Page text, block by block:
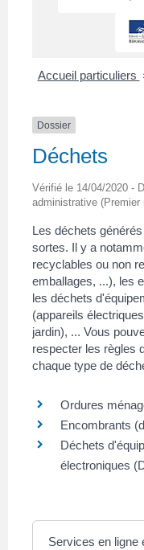
Accueil particuliers
Dossier
Déchets
Vérifié le 14/04/2020 -
administrative (Premier
Les déchets
sortes. Il y a
recyclables ou non
emballages, ...), les
les déchets
(appareils
jardin), ... Vous
respecter les règles
chaque type de
Ordures
Encombrants
Déchets
électroniques
Services en ligne